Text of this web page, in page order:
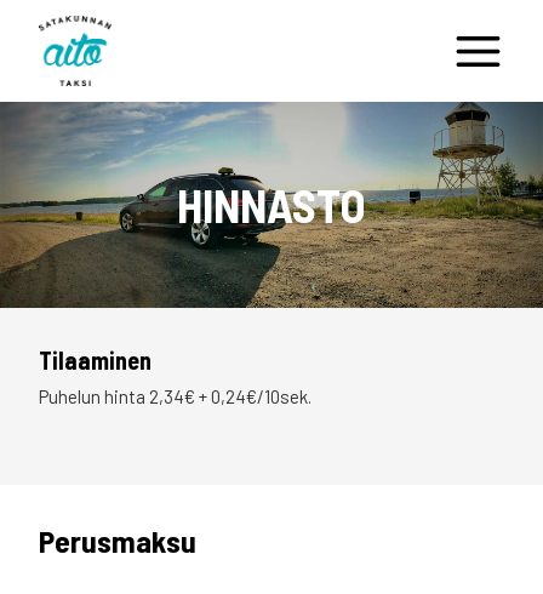
sisältöön
HINNASTO
Tilaaminen
Puhelun hinta 2,34€ + 0,24€/10sek.
Perusmaksu